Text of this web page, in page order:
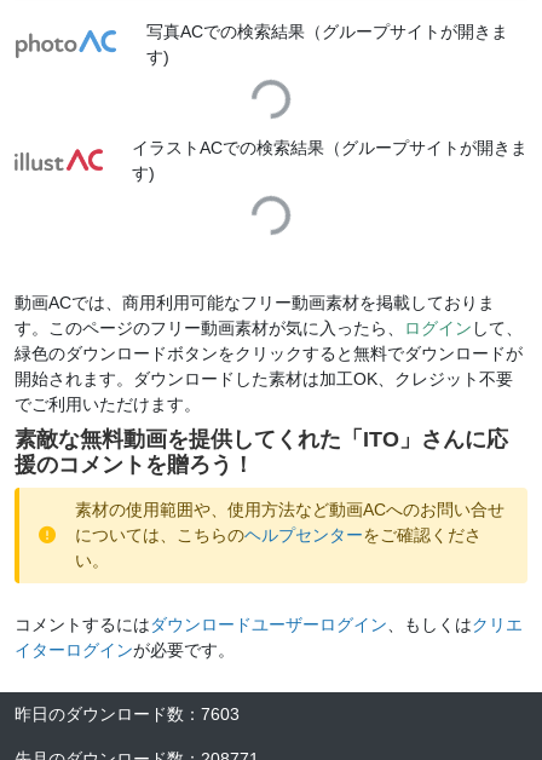
写真ACでの検索結果（グループサイトが開きま
す)
Loading...
イラストACでの検索結果（グループサイトが開きま
す)
Loading...
動画ACでは、商用利用可能なフリー動画素材を掲載しておりま
す。このページのフリー動画素材が気に入ったら、
ログイン して、
緑色のダウンロードボタンをクリックすると無料でダウンロードが
開始されます。ダウンロードした素材は加工OK、クレジット不要
でご利用いただけます。
素敵な無料動画を提供してくれた「 ITO 」さんに応
援のコメントを贈ろう！
素材の使用範囲や、使用方法など動画ACへのお問い合せ
については、こちらのヘルプセンターをご確認くださ
い。
コメントするにはダウンロードユーザーログイン 、もしくはクリエ
イターログインが必要です。
昨日のダウンロード数 ： 7603